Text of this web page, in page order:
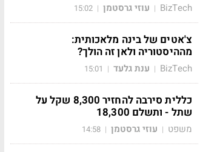
BizTech
| עוזי גרסטמן |
15:02
צ'אטים של בינה מלאכותית:
מההיסטוריה ולאן זה הולך?
BizTech
| ענת גלעד |
15:01
כללית סירבה להחזיר 8,300 שקל על
שתל - ותשלם 18,300
משפט | עוזי גרסטמן |
14:58